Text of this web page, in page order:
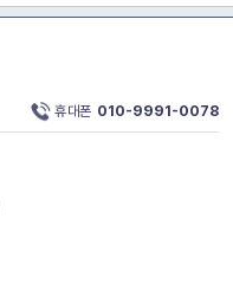
휴대폰 010-9991-0078